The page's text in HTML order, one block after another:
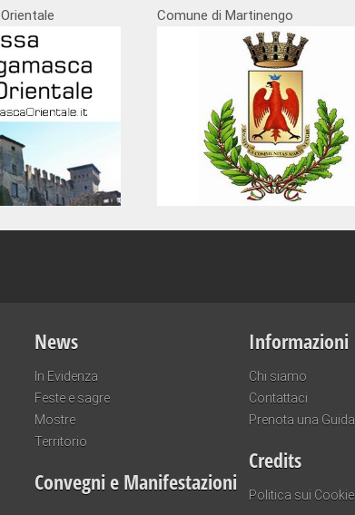
Comune di Martinengo
News
In Evidenza
Feste e sagre
Mostre
Territorio
Convegni e Manifestazioni
Informazioni
Chi siamo
Contattaci
Prenota una Guida
Credits
Politica sui Cookie